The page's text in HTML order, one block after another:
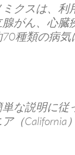
クスは、利
がん、心臓
種類の病
な説明に従
（California